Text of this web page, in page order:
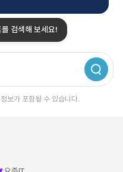
검색해 보세요!
보가 포함될 수 있습니다.